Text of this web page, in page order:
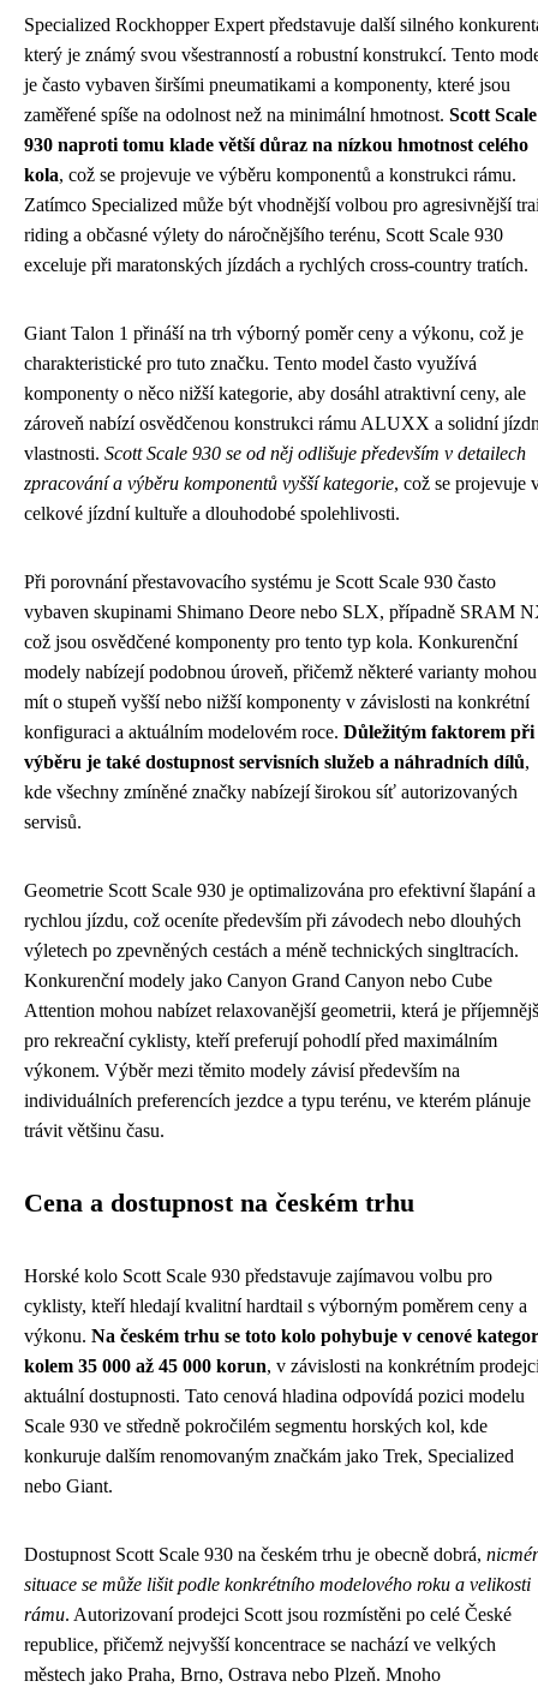
Specialized Rockhopper Expert představuje další silného
který je známý svou všestranností a robustní konstrukcí. Tento
je často vybaven širšími pneumatikami a komponenty, které jsou
zaměřené spíše na odolnost než na minimální hmotnost. Scott Scale
930 naproti tomu klade větší důraz na nízkou hmotnost celého
kola, což se projevuje ve výběru komponentů a konstrukci rámu.
Zatímco Specialized může být vhodnější volbou pro agresivnější
riding a občasné výlety do náročnějšího terénu, Scott Scale 930
exceluje při maratonských jízdách a rychlých cross-country tratích.
Giant Talon 1 přináší na trh výborný poměr ceny a výkonu, což je
charakteristické pro tuto značku. Tento model často využívá
komponenty o něco nižší kategorie, aby dosáhl atraktivní ceny, ale
zároveň nabízí osvědčenou konstrukci rámu ALUXX a solidní
vlastnosti. Scott Scale 930 se od něj odlišuje především v detailech
zpracování a výběru komponentů vyšší kategorie, což se projevuje
celkové jízdní kultuře a dlouhodobé spolehlivosti.
Při porovnání přestavovacího systému je Scott Scale 930 často
vybaven skupinami Shimano Deore nebo SLX, případně SRAM
což jsou osvědčené komponenty pro tento typ kola. Konkurenční
modely nabízejí podobnou úroveň, přičemž některé varianty mohou
mít o stupeň vyšší nebo nižší komponenty v závislosti na konkrétní
konfiguraci a aktuálním modelovém roce. Důležitým faktorem při
výběru je také dostupnost servisních služeb a náhradních dílů,
kde všechny zmíněné značky nabízejí širokou síť autorizovaných
servisů.
Geometrie Scott Scale 930 je optimalizována pro efektivní šlapání a
rychlou jízdu, což oceníte především při závodech nebo dlouhých
výletech po zpevněných cestách a méně technických singltracích.
Konkurenční modely jako Canyon Grand Canyon nebo Cube
Attention mohou nabízet relaxovanější geometrii, která je
pro rekreační cyklisty, kteří preferují pohodlí před maximálním
výkonem. Výběr mezi těmito modely závisí především na
individuálních preferencích jezdce a typu terénu, ve kterém plánuje
trávit většinu času.
Cena a dostupnost na českém trhu
Horské kolo Scott Scale 930 představuje zajímavou volbu pro
cyklisty, kteří hledají kvalitní hardtail s výborným poměrem ceny a
výkonu. Na českém trhu se toto kolo pohybuje v cenové
kolem 35 000 až 45 000 korun, v závislosti na konkrétním
aktuální dostupnosti. Tato cenová hladina odpovídá pozici modelu
Scale 930 ve středně pokročilém segmentu horských kol, kde
konkuruje dalším renomovaným značkám jako Trek, Specialized
nebo Giant.
Dostupnost Scott Scale 930 na českém trhu je obecně dobrá,
situace se může lišit podle konkrétního modelového roku a velikosti
rámu. Autorizovaní prodejci Scott jsou rozmístěni po celé České
republice, přičemž nejvyšší koncentrace se nachází ve velkých
městech jako Praha, Brno, Ostrava nebo Plzeň. Mnoho